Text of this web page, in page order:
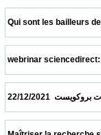
Qui sont les
webrinar